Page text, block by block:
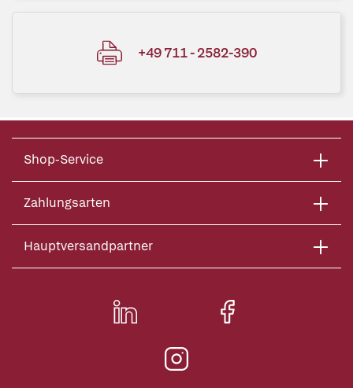
+49 711 - 2582-390
Shop-Service
Zahlungsarten
Hauptversandpartner